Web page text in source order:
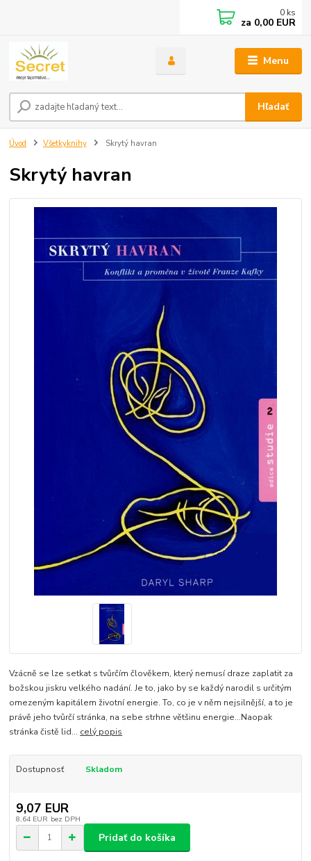
Menu
Hľadať
0 ks
za 0,00 EUR
Úvod Všetkyknihy Skrytý havran
Skrytý havran
Vzácně se lze setkat s tvůrčím člověkem, který nemusí draze zaplatit za
božskou jiskru velkého nadání. Je to, jako by se každý narodil s určitým
omezeným kapitálem životní energie. To, co je v něm nejsilnější, a to je
právě jeho tvůrčí stránka, na sebe strhne většinu energie…Naopak
stránka čistě lid... celý popis
Dostupnosť Skladom
9,07 EUR
8,64 EUR bez DPH
Pridať do košíka